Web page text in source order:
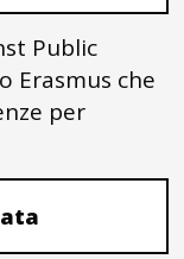
Public
Erasmus che
per